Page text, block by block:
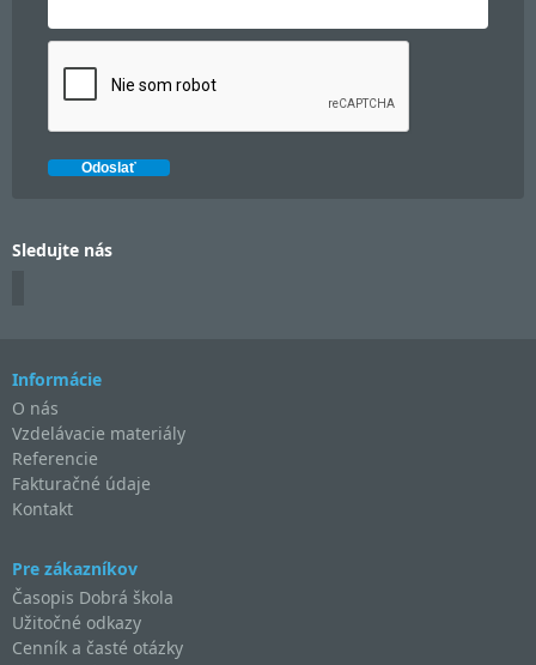
Sledujte nás
Informácie
O nás
Vzdelávacie materiály
Referencie
Fakturačné údaje
Kontakt
Pre zákazníkov
Časopis Dobrá škola
Užitočné odkazy
Cenník a časté otázky